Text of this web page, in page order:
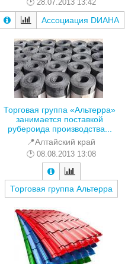
28.07.2013 13:42
Ассоциация DИАНА
Торговая группа «Альтерра»
занимается поставкой
рубероида производства...
📍Алтайский край
08.08.2013 13:08
Торговая группа Альтерра